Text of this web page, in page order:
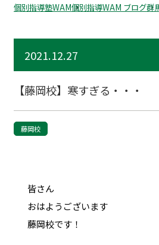
個別指導塾WAM個別指導WAM ブログ群
2021.12.27
【藤岡校】寒すぎる・・・
藤岡校
皆さん
おはようございます
藤岡校です！